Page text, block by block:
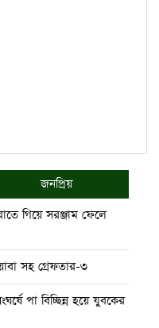
জনপ্রিয়
গিয়ে সরঞ্জাম ফেলে
সহ গ্রেফতার-৩
পা বিচ্ছিন্ন হয়ে যুবকের